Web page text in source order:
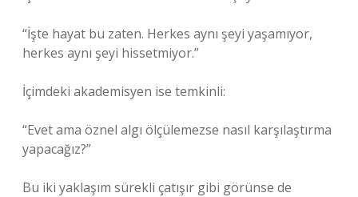
“İşte hayat bu zaten. Herkes aynı şeyi yaşamıyor,
herkes aynı şeyi hissetmiyor.”
İçimdeki akademisyen ise temkinli:
“Evet ama öznel algı ölçülemezse nasıl karşılaştırma
yapacağız?”
Bu iki yaklaşım sürekli çatışır gibi görünse de